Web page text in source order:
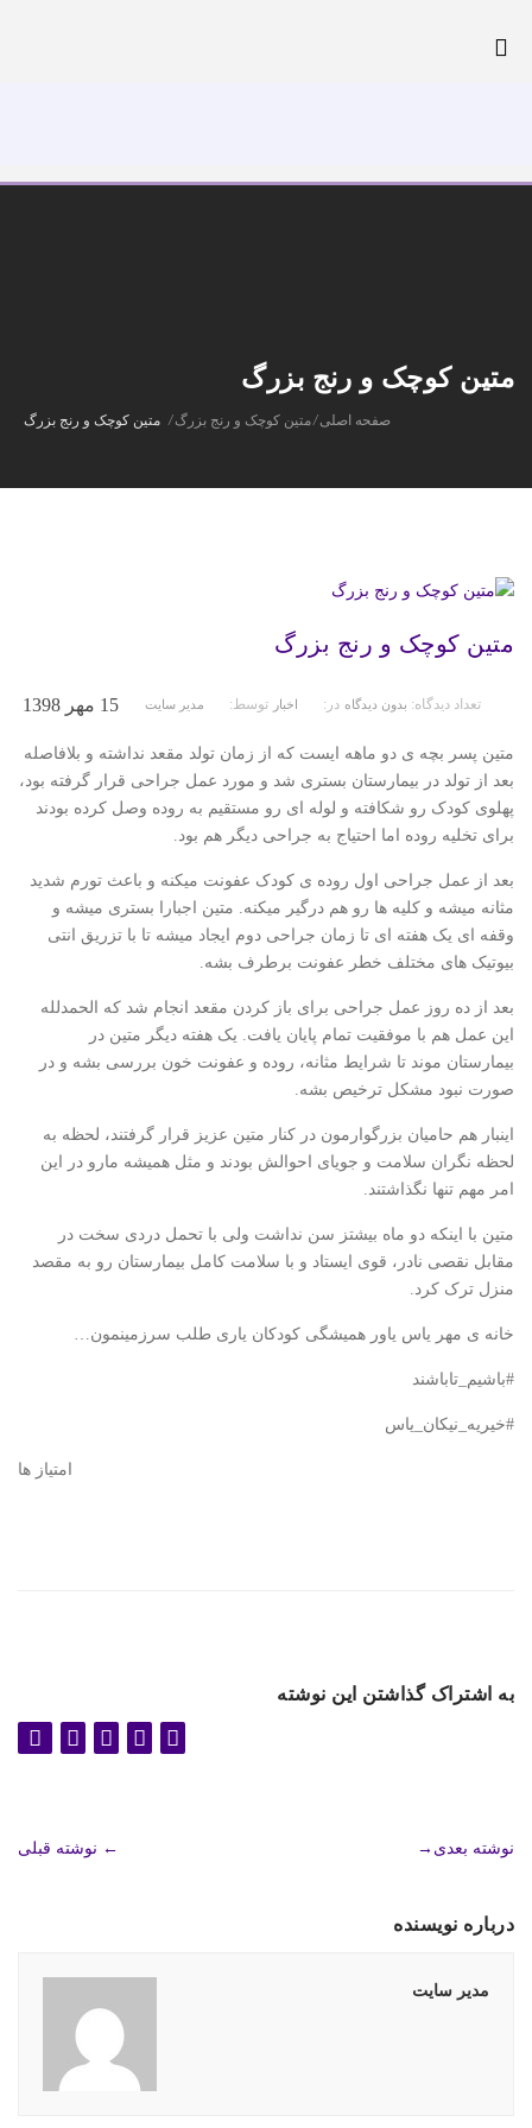
متین کوچک و رنج بزرگ
صفحه اصلی /متین کوچک و رنج بزرگ / متین کوچک و رنج بزرگ
متین کوچک و رنج بزرگ
15 مهر 1398 توسط: مدیر سایت در: اخبار تعداد دیدگاه: بدون دیدگاه
متین پسر بچه ی دو ماهه ایست که از زمان تولد مقعد نداشته و بلافاصله
بعد از تولد در بیمارستان بستری شد و مورد عمل جراحی قرار گرفته بود،
پهلوی کودک رو شکافته و لوله ای رو مستقیم به روده وصل کرده بودند
برای تخلیه روده اما احتیاج به جراحی دیگر هم بود.
بعد از عمل جراحی اول روده ی کودک عفونت میکنه و باعث تورم شدید
مثانه میشه و کلیه ها رو هم درگیر میکنه. متین اجبارا بستری میشه و
وقفه ای یک هفته ای تا زمان جراحی دوم ایجاد میشه تا با تزریق انتی
بیوتیک های مختلف خطر عفونت برطرف بشه.
بعد از ده روز عمل جراحی برای باز کردن مقعد انجام شد که الحمدلله
این عمل هم با موفقیت تمام پایان یافت. یک هفته دیگر متین در
بیمارستان موند تا شرایط مثانه، روده و عفونت خون بررسی بشه و در
صورت نبود مشکل ترخیص بشه.
اینبار هم حامیان بزرگوارمون در کنار متین عزیز قرار گرفتند، لحظه به
لحظه نگران سلامت و جویای احوالش بودند و مثل همیشه مارو در این
امر مهم تنها نگذاشتند.
متین با اینکه دو ماه بیشتز سن نداشت ولی با تحمل دردی سخت در
مقابل نقصی نادر، قوی ایستاد و با سلامت کامل بیمارستان رو به مقصد
منزل ترک کرد.
خانه ی مهر یاس یاور همیشگی کودکان یاری طلب سرزمینمون…
#باشیم_تاباشند
#خیریه_نیکان_یاس
امتیاز ها
به اشتراک گذاشتن این نوشته
← نوشته قبلی نوشته بعدی →
درباره نویسنده
مدیر سایت